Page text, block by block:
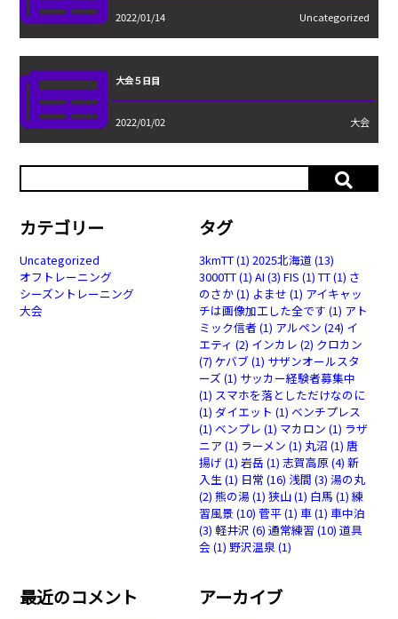
2022/01/14 Uncategorized
大会５日目
2022/01/02 大会
カテゴリー
Uncategorized
オフトレーニング
シーズントレーニング
大会
タグ
3kmTT(1) 2025北海道 (13)
3000TT(1) AI (3) FIS (1) TT(1) さ
のさか(1) よませ (1) アイキャッ
チは画像加工した全です (1) アト
ミック信者 (1) アルペン (24) イ
エティ (2) インカレ (2) クロカン
(7) ケバブ(1) サザンオールスタ
ーズ (1) サッカー経験者募集中
(1) スマホを落としただけなのに
(1) ダイエット (1) ベンチプレス
(1) ベンプレ (1) マカロン (1) ラザ
ニア (1) ラーメン (1) 丸沼 (1) 唐
揚げ (1) 岩岳 (1) 志賀高原(4) 新
入生(1) 日常 (16) 浅間 (3) 湯の丸
(2) 熊の湯(1) 狭山(1) 白馬 (1) 練
習風景(10) 菅平(1) 車(1) 車中泊
(3) 軽井沢 (6) 通常練習 (10) 道具
会 (1) 野沢温泉(1)
最近のコメント アーカイブ